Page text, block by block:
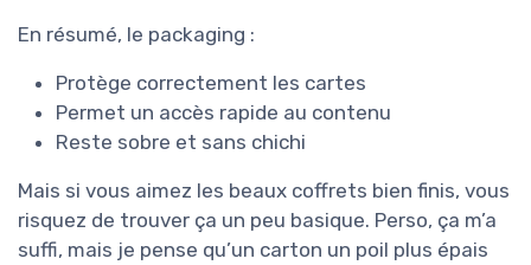
En résumé, le packaging :
Protège correctement les cartes
Permet un accès rapide au contenu
Reste sobre et sans chichi
Mais si vous aimez les beaux coffrets bien finis, vous
risquez de trouver ça un peu basique. Perso, ça m’a
suffi, mais je pense qu’un carton un poil plus épais